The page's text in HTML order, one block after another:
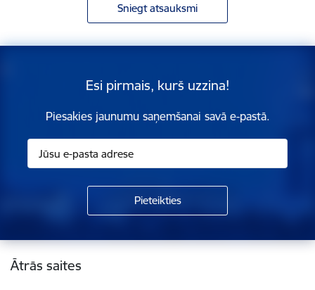
Sniegt atsauksmi
Esi pirmais, kurš uzzina!
Piesakies jaunumu saņemšanai savā e-pastā.
Kājene
Ātrās saites